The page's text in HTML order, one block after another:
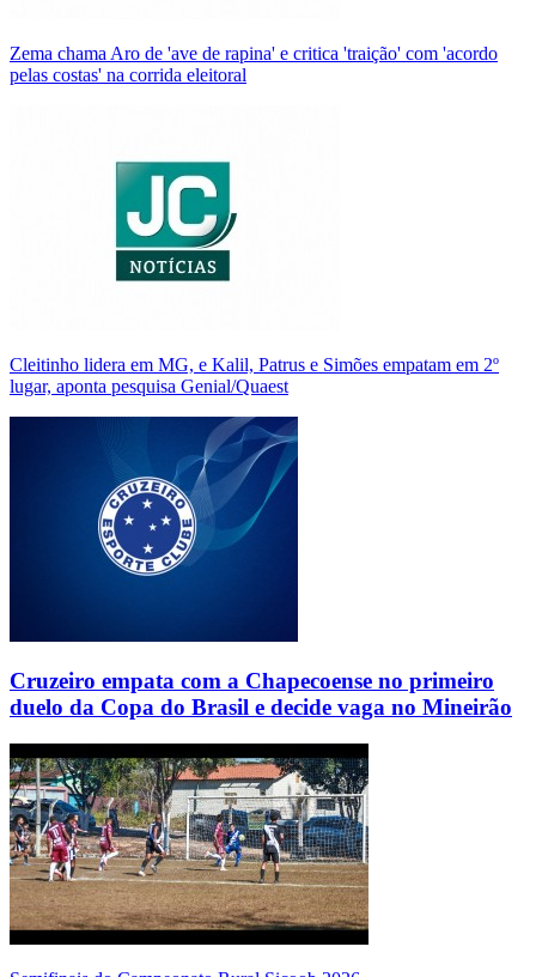
Zema chama Aro de 'ave de rapina' e critica 'traição' com 'acordo
pelas costas' na corrida eleitoral
Cleitinho lidera em MG, e Kalil, Patrus e Simões empatam em 2º
lugar, aponta pesquisa Genial/Quaest
Cruzeiro empata com a Chapecoense no primeiro
duelo da Copa do Brasil e decide vaga no Mineirão